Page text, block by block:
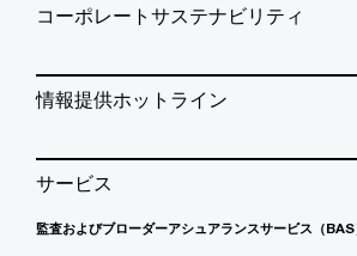
コーポレートサステナビリティ
情報提供ホットライン
サービス
監査およびブローダーアシュアランスサービス（BAS